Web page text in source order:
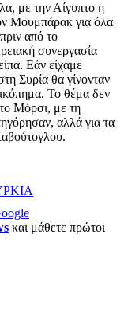
με την Αίγυπτο η
Μουμπάρακ για όλα
από το
συνεργασία
Εάν είχαμε
Συρία θα γίνονταν
Το θέμα δεν
Μόρσι, με τη
αλλά για τα
και μάθετε πρώτοι